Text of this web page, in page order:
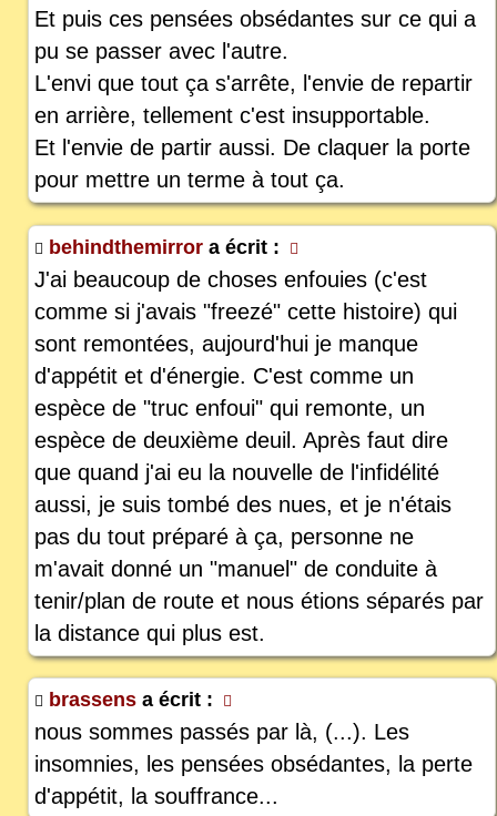
Et puis ces pensées obsédantes sur ce qui a
pu se passer avec l'autre.
L'envi que tout ça s'arrête, l'envie de repartir
en arrière, tellement c'est insupportable.
Et l'envie de partir aussi. De claquer la porte
pour mettre un terme à tout ça.
behindthemirror a écrit :
J'ai beaucoup de choses enfouies (c'est
comme si j'avais "freezé" cette histoire) qui
sont remontées, aujourd'hui je manque
d'appétit et d'énergie. C'est comme un
espèce de "truc enfoui" qui remonte, un
espèce de deuxième deuil. Après faut dire
que quand j'ai eu la nouvelle de l'infidélité
aussi, je suis tombé des nues, et je n'étais
pas du tout préparé à ça, personne ne
m'avait donné un "manuel" de conduite à
tenir/plan de route et nous étions séparés par
la distance qui plus est.
brassens a écrit :
nous sommes passés par là, (...). Les
insomnies, les pensées obsédantes, la perte
d'appétit, la souffrance...